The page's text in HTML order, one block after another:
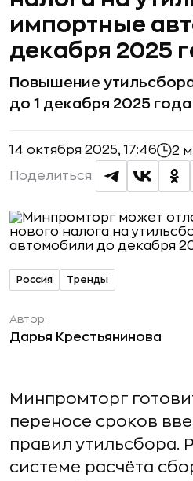
импортные
декабря 2025
Повышение
до 1 декабря 2025 года
14 октября 2025, 17:46 2
Поделиться:
Россия Тренды
Автор:
Дарья Крестьянинова
Минпромторг
переносе сроков
правил утильсбора.
системе расчёта